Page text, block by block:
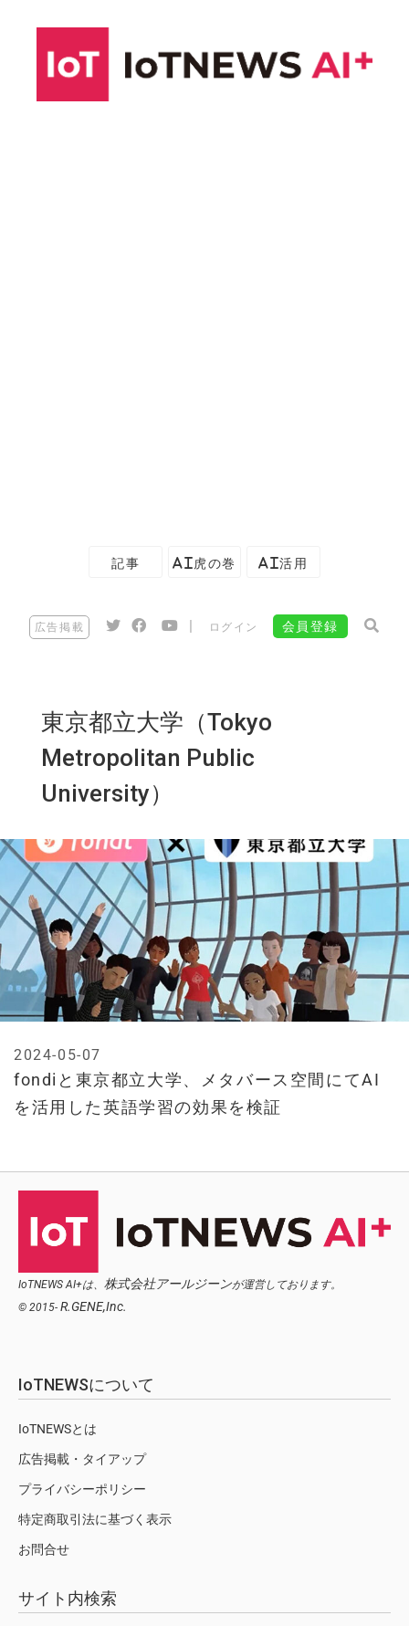
記事 AI虎の巻 AI活用
広告掲載 ログイン 会員登録
東京都立大学（Tokyo
Metropolitan Public
University）
fondiと東京都立大学、メタバース空間にてAI
を活用した英語学習の効果を検証
2024-05-07
IoTNEWS AI+は、 株式会社アールジーンが運営しております。
© 2015- R.GENE,Inc.
IoTNEWSについて
IoTNEWSとは
広告掲載・タイアップ
プライバシーポリシー
特定商取引法に基づく表示
お問合せ
サイト内検索